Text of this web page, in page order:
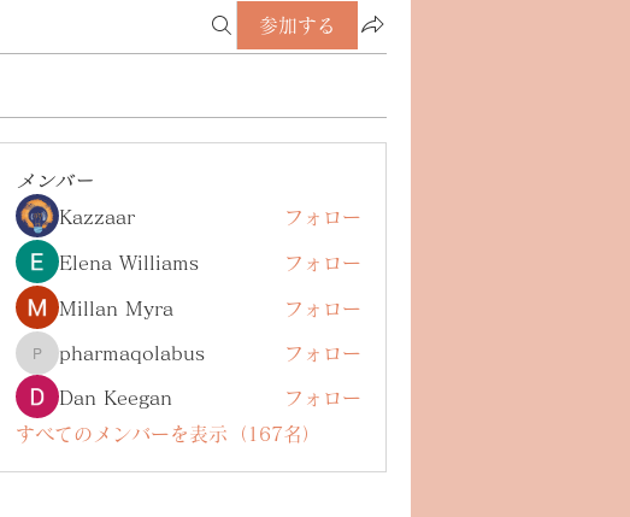
参加する
メンバー
Kazzaar
フォロー
Elena Williams フォロー
Millan Myra フォロー
pharmaqolabus
pharmaqolabus フォロー
Dan Keegan
フォロー
すべてのメンバーを表示（167名）